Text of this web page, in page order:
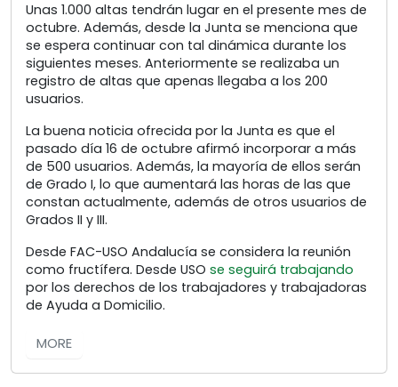
Unas 1.000 altas tendrán lugar en el presente mes de
octubre. Además, desde la Junta se menciona que
se espera continuar con tal dinámica durante los
siguientes meses. Anteriormente se realizaba un
registro de altas que apenas llegaba a los 200
usuarios.
La buena noticia ofrecida por la Junta es que el
pasado día 16 de octubre afirmó incorporar a más
de 500 usuarios. Además, la mayoría de ellos serán
de Grado I, lo que aumentará las horas de las que
constan actualmente, además de otros usuarios de
Grados II y III.
Desde FAC-USO Andalucía se considera la reunión
como fructífera. Desde USO se seguirá trabajando
por los derechos de los trabajadores y trabajadoras
de Ayuda a Domicilio.
MORE